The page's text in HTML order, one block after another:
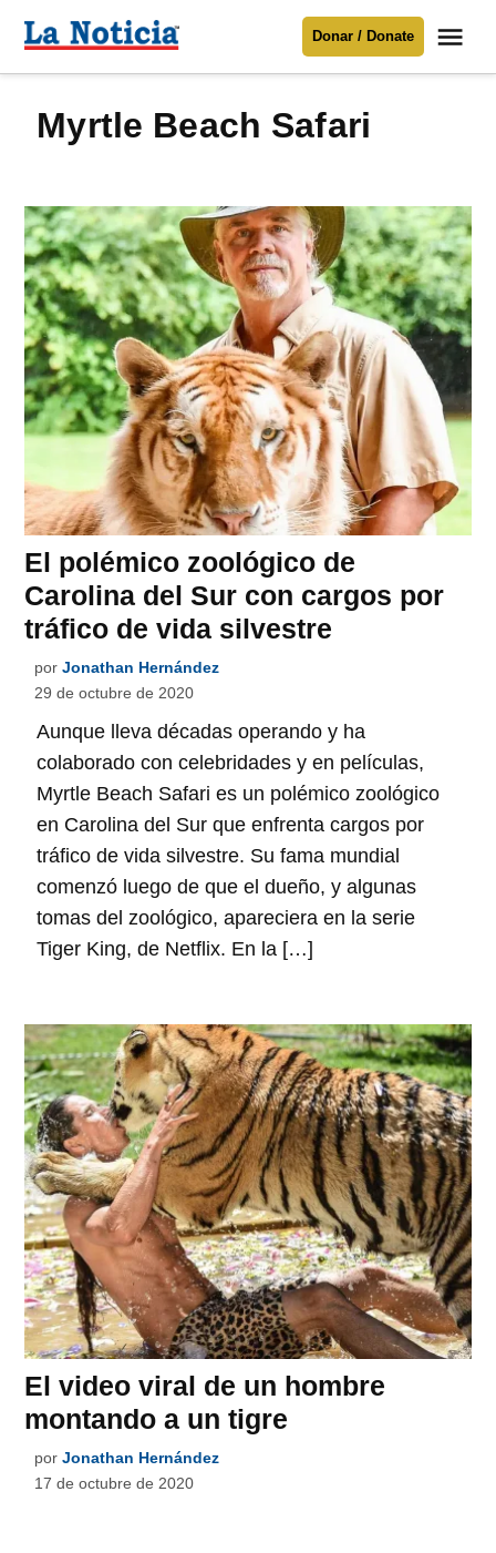
Para mantenerte informado necesitamos
contenido
Noticia
Donar / Donate
Myrtle Beach Safari
El polémico zoológico de
Carolina del Sur con cargos por
tráfico de vida silvestre
por Jonathan Hernández
29 de octubre de 2020
Aunque lleva décadas operando y ha
colaborado con celebridades y en películas,
Myrtle Beach Safari es un polémico zoológico
en Carolina del Sur que enfrenta cargos por
tráfico de vida silvestre. Su fama mundial
comenzó luego de que el dueño, y algunas
tomas del zoológico, apareciera en la serie
Tiger King, de Netflix. En la […]
El video viral de un hombre
montando a un tigre
por Jonathan Hernández
17 de octubre de 2020